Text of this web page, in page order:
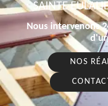
SAINTE
Nous intervenons
NOS